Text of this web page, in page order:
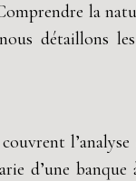
la
détaillons
d’une banque